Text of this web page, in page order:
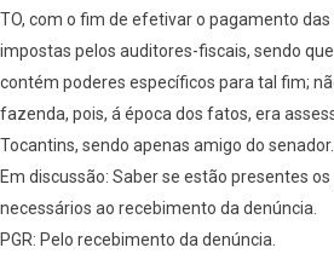
TO, com o fim de efetivar o pagamento
impostas pelos auditores-fiscais, sendo
contém poderes específicos para tal fim;
fazenda, pois, á época dos fatos, era
Tocantins, sendo apenas amigo do senador.
Em discussão: Saber se estão presentes
necessários ao recebimento da denúncia.
PGR: Pelo recebimento da denúncia.